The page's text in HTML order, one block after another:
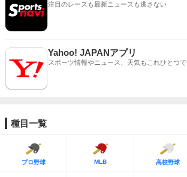
注目のレースも最新ニュースも逃さない
Yahoo! JAPANアプリ
スポーツ情報やニュース、天気もこれひとつで
種目一覧
プロ野球 MLB 高校野球